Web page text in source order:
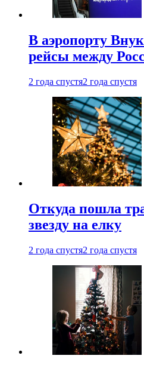
В аэропорту
рейсы между
2 года спустя2 года спустя
Откуда пошла
звезду на елку
2 года спустя2 года спустя